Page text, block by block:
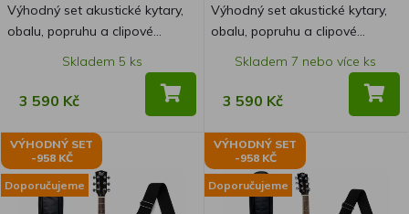
Výhodný set akustické kytary,
obalu, popruhu a clipové
Skladem 5 ks
3 590 Kč
Výhodný set akustické kytary,
obalu, popruhu a clipové
Skladem 7 nebo více ks
3 590 Kč
VÝHODNÝ SET
-958 KČ
Doporučujeme
VÝHODNÝ SET
-958 KČ
Doporučujeme